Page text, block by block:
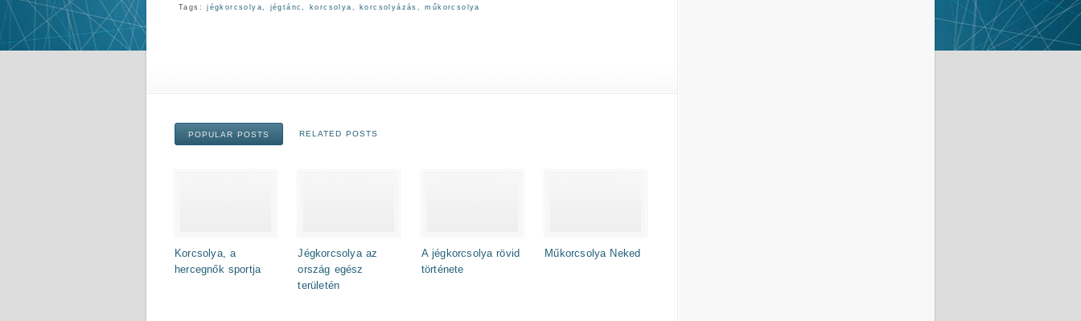
Tags:
jégkorcsolya, jégtánc, korcsolya , korcsolyázás ,műkorcsolya
POPULAR POSTS RELATED POSTS
Korcsolya, a
hercegnők sportja
Jégkorcsolya az
ország egész
területén
A jégkorcsolya rövid
története
Műkorcsolya Neked